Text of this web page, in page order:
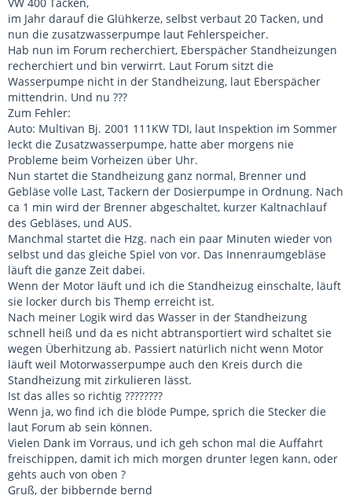
im Jahr darauf die Glühkerze, selbst verbaut 20 Tacken, und
nun die zusatzwasserpumpe laut Fehlerspeicher.
Hab nun im Forum recherchiert, Eberspächer Standheizungen
recherchiert und bin verwirrt. Laut Forum sitzt die
Wasserpumpe nicht in der Standheizung, laut Eberspächer
mittendrin. Und nu ???
Zum Fehler:
Auto: Multivan Bj. 2001 111KW TDI, laut Inspektion im Sommer
leckt die Zusatzwasserpumpe, hatte aber morgens nie
Probleme beim Vorheizen über Uhr.
Nun startet die Standheizung ganz normal, Brenner und
Gebläse volle Last, Tackern der Dosierpumpe in Ordnung. Nach
ca 1 min wird der Brenner abgeschaltet, kurzer Kaltnachlauf
des Gebläses, und AUS.
Manchmal startet die Hzg. nach ein paar Minuten wieder von
selbst und das gleiche Spiel von vor. Das Innenraumgebläse
läuft die ganze Zeit dabei.
Wenn der Motor läuft und ich die Standheizug einschalte, läuft
sie locker durch bis Themp erreicht ist.
Nach meiner Logik wird das Wasser in der Standheizung
schnell heiß und da es nicht abtransportiert wird schaltet sie
wegen Überhitzung ab. Passiert natürlich nicht wenn Motor
läuft weil Motorwasserpumpe auch den Kreis durch die
Standheizung mit zirkulieren lässt.
Ist das alles so richtig ????????
Wenn ja, wo find ich die blöde Pumpe, sprich die Stecker die
laut Forum ab sein können.
Vielen Dank im Vorraus, und ich geh schon mal die Auffahrt
freischippen, damit ich mich morgen drunter legen kann, oder
gehts auch von oben ?
Gruß, der bibbernde bernd